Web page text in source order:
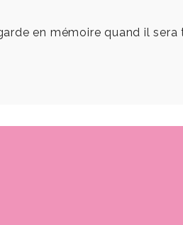
en mémoire quand il